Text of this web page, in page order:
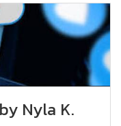
Nyla K.